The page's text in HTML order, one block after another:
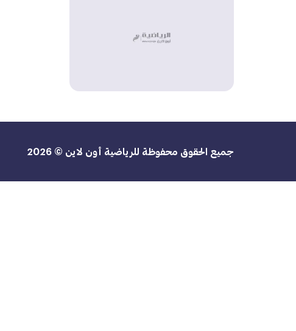
جميع الحقوق محفوظة للرياضية أون لاين © 2026